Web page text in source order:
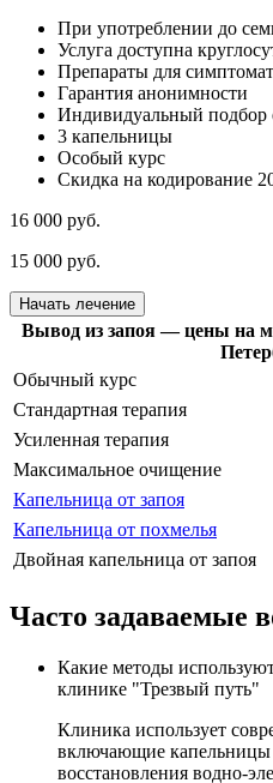
При употреблении до
Услуга доступна
Препараты для
Гарантия анонимности
Индивидуальный подбор
3 капельницы
Особый курс
Скидка на кодирование
16 000 руб.
15 000 руб.
Начать лечение
Вывод из запоя — цены на
Обычный курс
Стандартная терапия
Усиленная терапия
Максимальное очищение
Капельница от запоя
Капельница от похмелья
Двойная капельница от запоя
Часто задаваемые
Какие методы
клинике "Трезвый путь"
Клиника использует
включающие капельницы
восстановления водно-